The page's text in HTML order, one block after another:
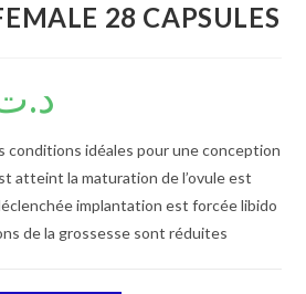
28 CAPSULES
conditions idéales pour une conception
atteint la maturation de l’ovule est
implantation est forcée libido
de la grossesse sont réduites